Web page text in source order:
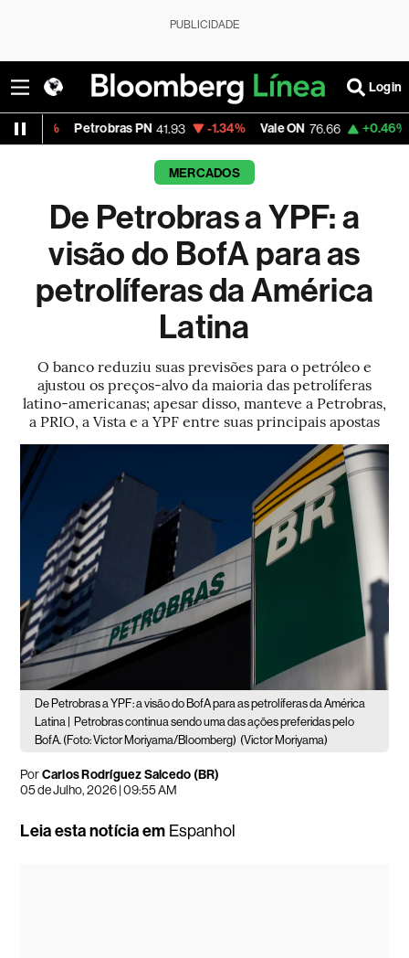
PUBLICIDADE
Login
Petrobras PN 41.93 -1.34% Vale ON 76.66 +0.46% Itaú PN
MERCADOS
De Petrobras a YPF: a
visão do BofA para as
petrolíferas da América
Latina
O banco reduziu suas previsões para o petróleo e
ajustou os preços-alvo da maioria das petrolíferas
latino-americanas; apesar disso, manteve a Petrobras,
a PRIO, a Vista e a YPF entre suas principais apostas
De Petrobras a YPF: a visão do BofA para as petrolíferas da América
Latina |
Petrobras continua sendo uma das ações preferidas pelo
BofA. (Foto: Victor Moriyama/Bloomberg) (Victor Moriyama)
PorCarlos Rodríguez Salcedo (BR)
05 de Julho, 2026 | 09:55 AM
Leia esta notícia em Espanhol